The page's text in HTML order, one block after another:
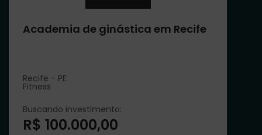
Academia de ginástica em Recife
Recife - PE
Fitness
Buscando investimento:
R$ 100.000,00